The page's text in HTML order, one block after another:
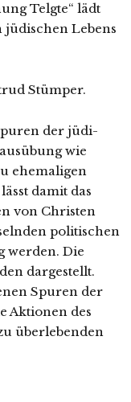
Telgte“ lädt
Lebens
Stümper.
der jüdi­
wie
ehe­ma­li­gen
damit das
von Christen
poli­ti­schen
wer­den. Die
dar­ge­stellt.
Spuren der
Aktionen des
über­le­ben­den